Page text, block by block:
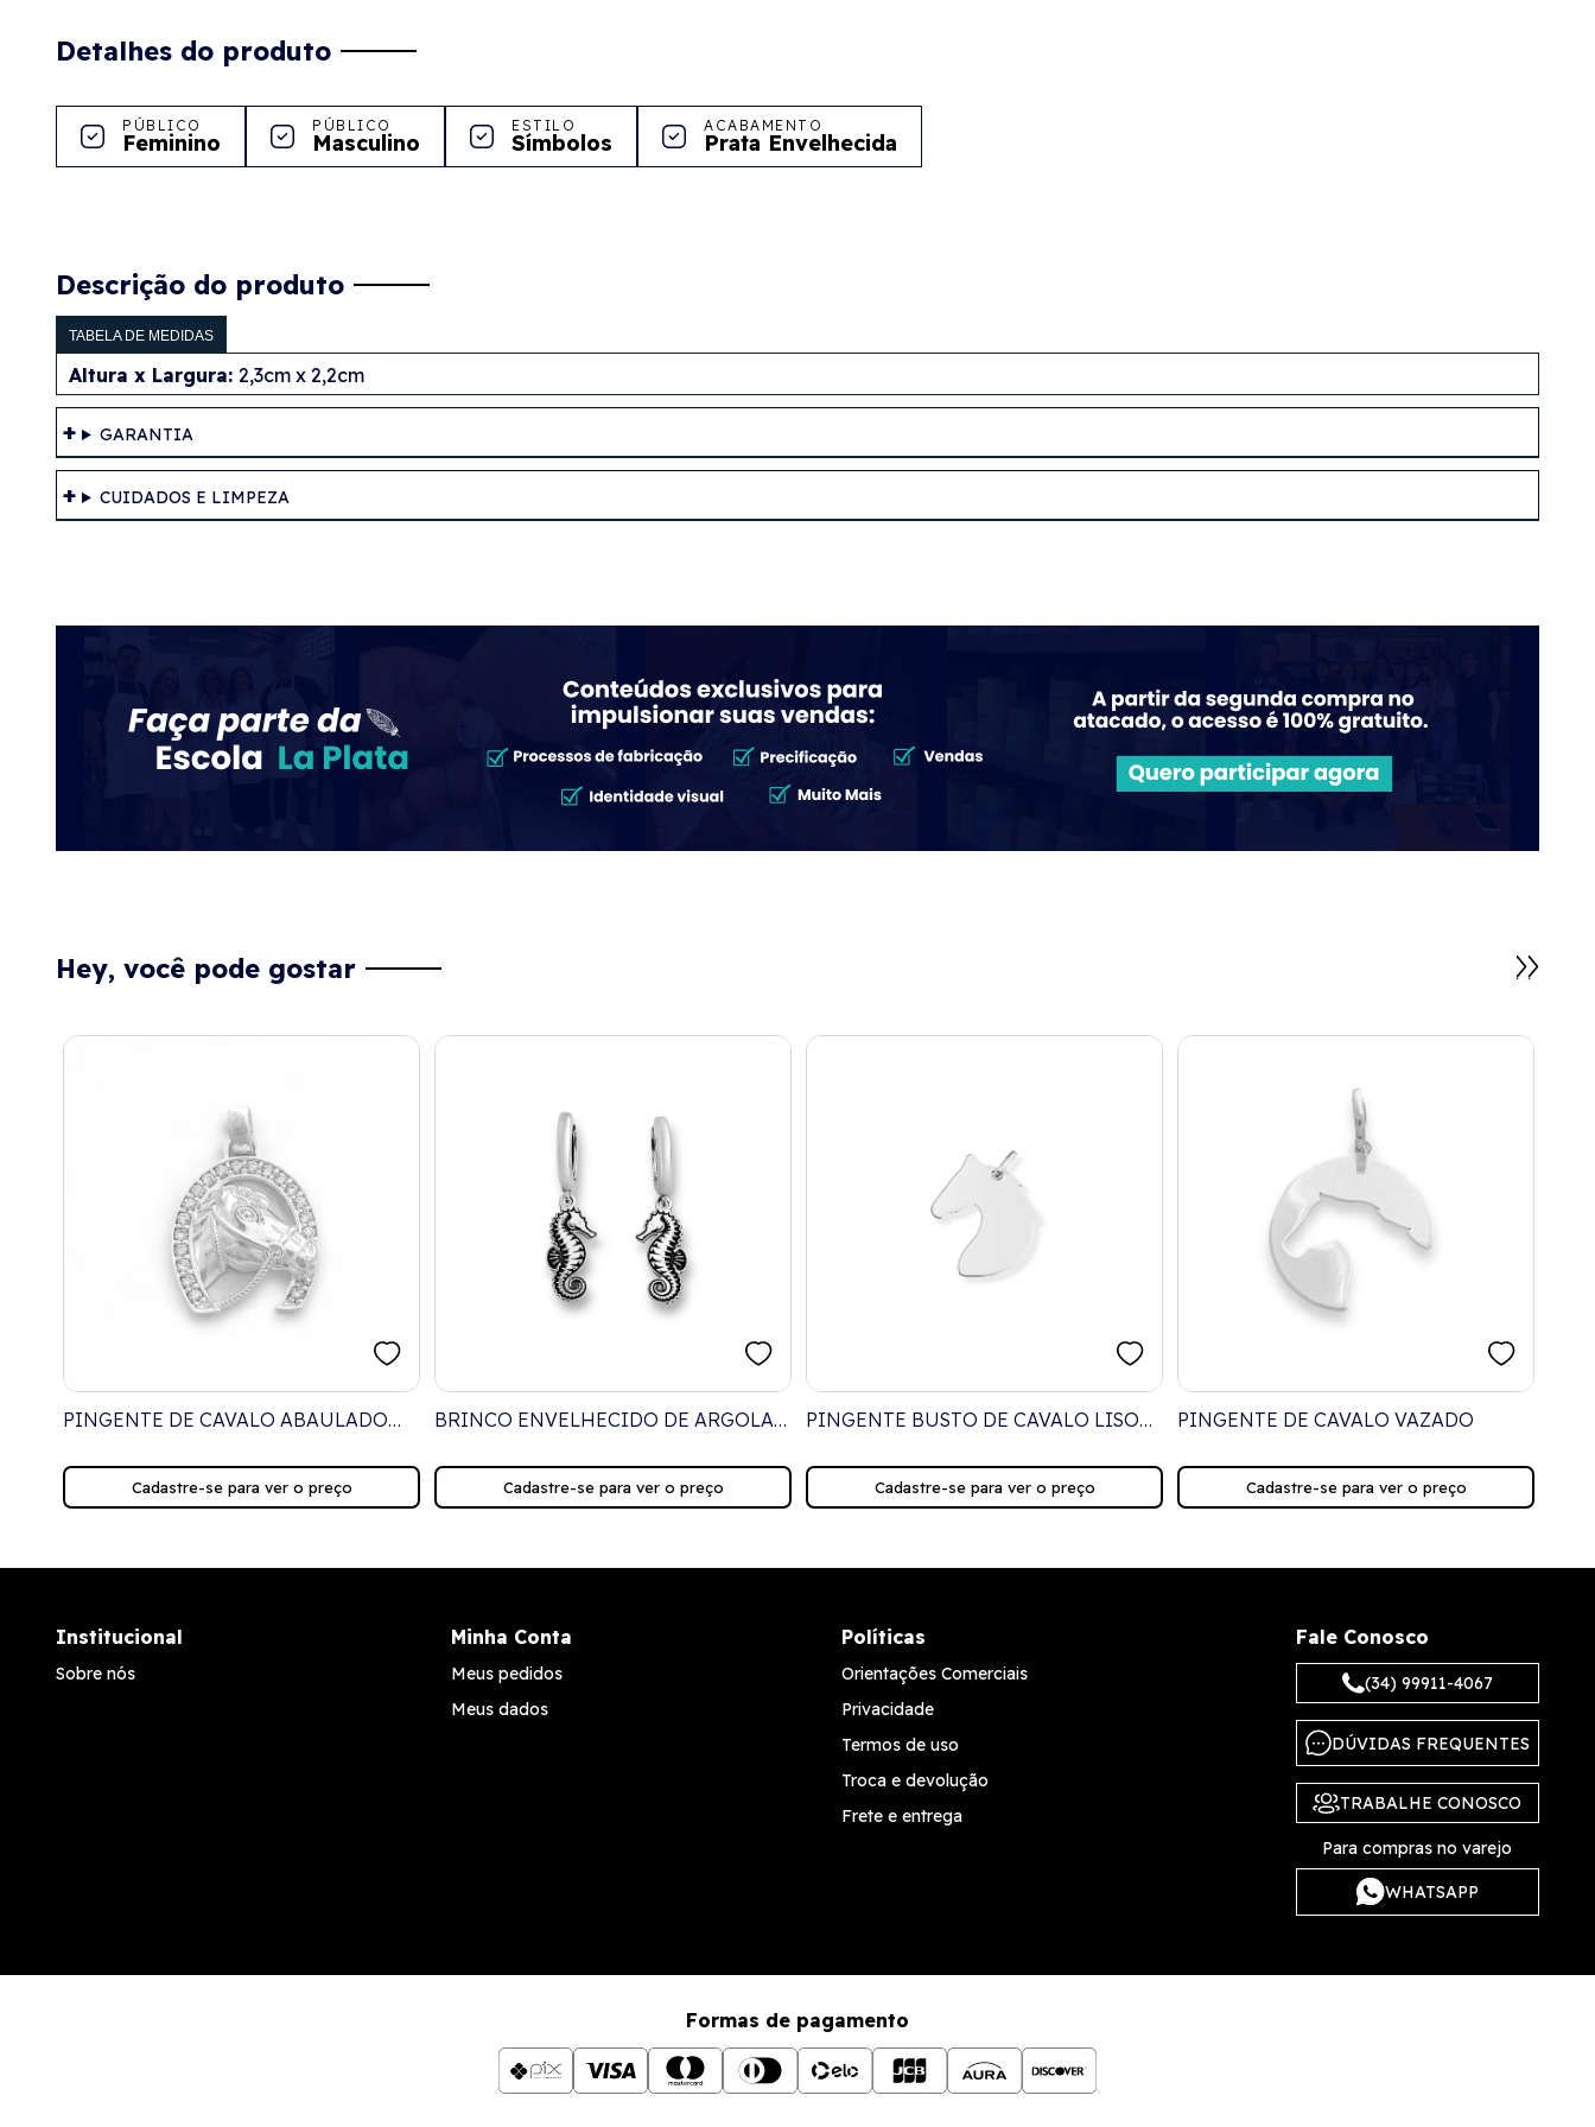
Detalhes do produto
PÚBLICO
Feminino
PÚBLICO
Masculino
ESTILO
Símbolos
ACABAMENTO
Prata Envelhecida
Descrição do produto
TABELA DE MEDIDAS
Altura x Largura: 2,3cm x 2,2cm
GARANTIA
CUIDADOS E LIMPEZA
Hey, você pode gostar
PINGENTE DE CAVALO ABAULADO
Cadastre-se para ver o preço
BRINCO ENVELHECIDO DE ARGOLA
MARINHO
Cadastre-se para ver o preço
PINGENTE BUSTO DE CAVALO LISO
Cadastre-se para ver o preço
PINGENTE DE CAVALO VAZADO
Cadastre-se para ver o preço
Institucional
Sobre nós
Minha Conta
Meus pedidos
Meus dados
Políticas
Orientações Comerciais
Privacidade
Termos de uso
Troca e devolução
Frete e entrega
Fale Conosco
(34) 99911-4067
DÚVIDAS FREQUENTES
TRABALHE CONOSCO
Para compras no varejo
WHATSAPP
Formas de pagamento